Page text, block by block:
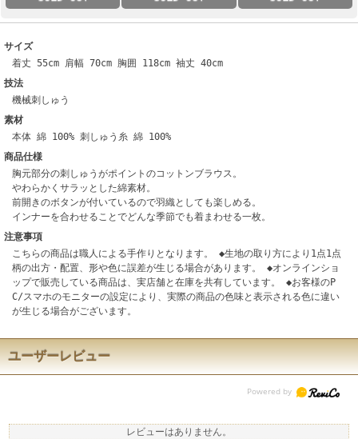
サイズ
着丈 55cm 肩幅 70cm 胸囲 118cm 袖丈 40cm
技法
機械刺しゅう
素材
本体 綿 100% 刺しゅう糸 綿 100%
商品仕様
胸元部分の刺しゅうがポイントのコットンブラウス。
やわらかくサラッとした綿素材。
前開きのボタンが付いているので羽織としても楽しめる。
インナーを合わせることでどんな季節でも着まわせる一枚。
注意事項
こちらの商品は職人による手作りとなります。 ◆生地の取り方により1点1点
柄の出方・配置、形や色に誤差が生じる場合があります。 ◆オンラインショ
ップで販売している商品は、実店舗と在庫を共有しています。 ◆お客様のP
C/スマホのモニターの設定により、実際の商品の色味と表示される色に違い
が生じる場合がございます。
ユーザーレビュー
レビューはありません。